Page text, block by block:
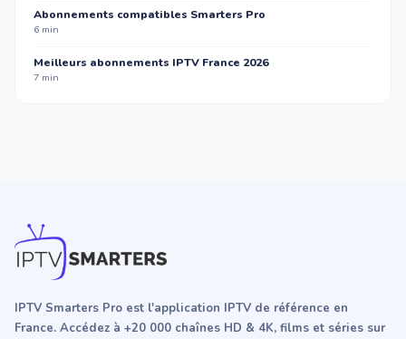
Abonnements compatibles Smarters Pro
6 min
Meilleurs abonnements IPTV France 2026
7 min
IPTV Smarters Pro est l'application IPTV de référence en
France. Accédez à +20 000 chaînes HD & 4K, films et séries sur